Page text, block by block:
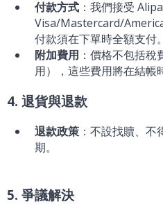
付款方式 ：我們接受
Visa/Mastercard/
付款須在下單時全額支付。
附加費用 ：價格不包括
用），這些費用將在結帳
4. 退貨與退款
退款政策 ：不設找贖、
期。
5. 爭議解決